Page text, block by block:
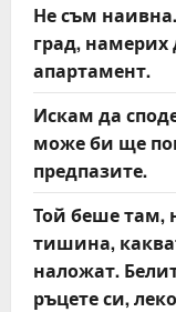
Не съм
град, намерих
апартамент.
Искам да
може би ще
предпазите.
Той беше там,
тишина,
наложат.
ръцете си,